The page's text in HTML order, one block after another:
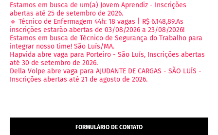
Estamos em busca de um(a) Jovem Aprendiz - Inscrições
abertas até 25 de setembro de 2026.
🔹 Técnico de Enfermagem 44h: 18 vagas | R$ 6.148,89.As
inscrições estarão abertas de 03/08/2026 a 23/08/2026!
Estamos em busca de Técnico de Segurança do Trabalho para
integrar nosso time! São Luís/MA.
Hapvida abre vaga para Porteiro - São Luís, Inscrições abertas
até 30 de setembro de 2026.
Della Volpe abre vaga para AJUDANTE DE CARGAS - SÃO LUÍS -
Inscrições abertas até 21 de agosto de 2026.
FORMULÁRIO DE CONTATO